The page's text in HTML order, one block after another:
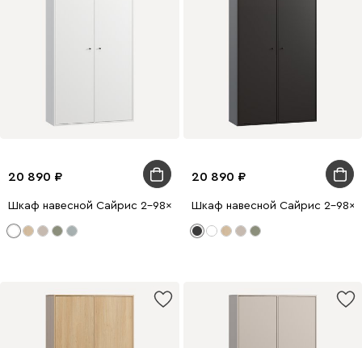
20 890
Шкаф навесной Сайрис 2-98x175 Белый
20 890
Шкаф навесной Сайрис 2-